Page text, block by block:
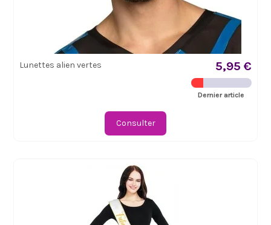
Lunettes alien vertes 5,95 €
Dernier article
Consulter